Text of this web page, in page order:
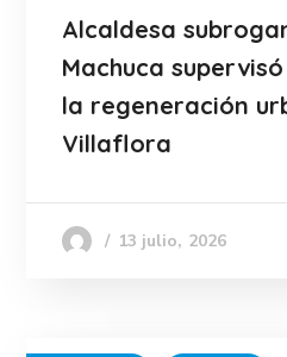
Alcaldesa
Machuca
la regeneración
Villaflora
13 julio, 2026